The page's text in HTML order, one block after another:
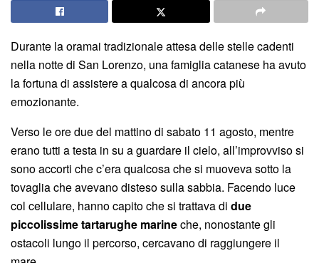
Durante la oramai tradizionale attesa delle stelle cadenti
nella notte di San Lorenzo, una famiglia catanese ha avuto
la fortuna di assistere a qualcosa di ancora più
emozionante.
Verso le ore due del mattino di sabato 11 agosto, mentre
erano tutti a testa in su a guardare il cielo, all’improvviso si
sono accorti che c’era qualcosa che si muoveva sotto la
tovaglia che avevano disteso sulla sabbia. Facendo luce
col cellulare, hanno capito che si trattava di due
piccolissime tartarughe marineche, nonostante gli
ostacoli lungo il percorso, cercavano di raggiungere il